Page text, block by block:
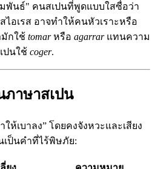
พันธ์" คนสเปนที่พูดแบบใสซื่อว่า
ไอเรส อาจทำให้คนหัวเราะหรือ
กใช้ tomarหรือ agarrarแทนความ
ปนใช้ coger.
ภาษาสเปน
ห้เบาลง” โดยคงจังหวะและเสียง
เป็นคำที่ไร้พิษภัย: